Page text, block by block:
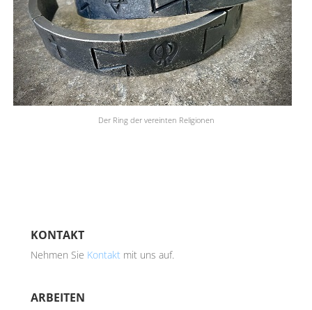
Der Ring der vereinten Religionen
KONTAKT
Nehmen Sie Kontakt mit uns auf.
ARBEITEN